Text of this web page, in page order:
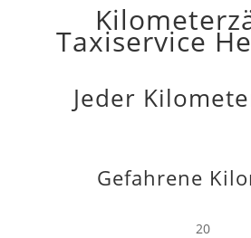
Taxiservice
Jeder
Gefahrene
20